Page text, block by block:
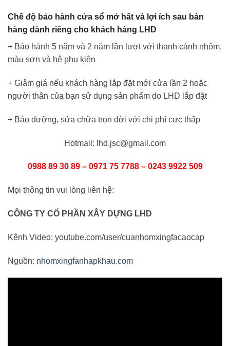
Chế độ bảo hành cửa sổ mở hất và lợi ích sau bán
hàng dành riêng cho khách hàng LHD
+ Bảo hành 5 năm và 2 năm lần lượt với thanh cánh nhôm,
màu sơn và hệ phụ kiện
+ Giảm giá nếu khách hàng lắp đặt mới cửa lần 2 hoặc
người thân của bạn sử dụng sản phẩm do LHD lắp đặt
+ Bảo dưỡng, sửa chữa trọn đời với chi phí cực thấp
Hotmail: lhd.jsc@gmail.com
0988 89 30 89 – 0971 75 7788 – 0243 9922 509
Mọi thông tin vui lòng liên hệ:
CÔNG TY CỔ PHẦN XÂY DỰNG LHD
Kênh Video: youtube.com/user/cuanhomxingfacaocap
Nguồn: nhomxingfanhapkhau.com